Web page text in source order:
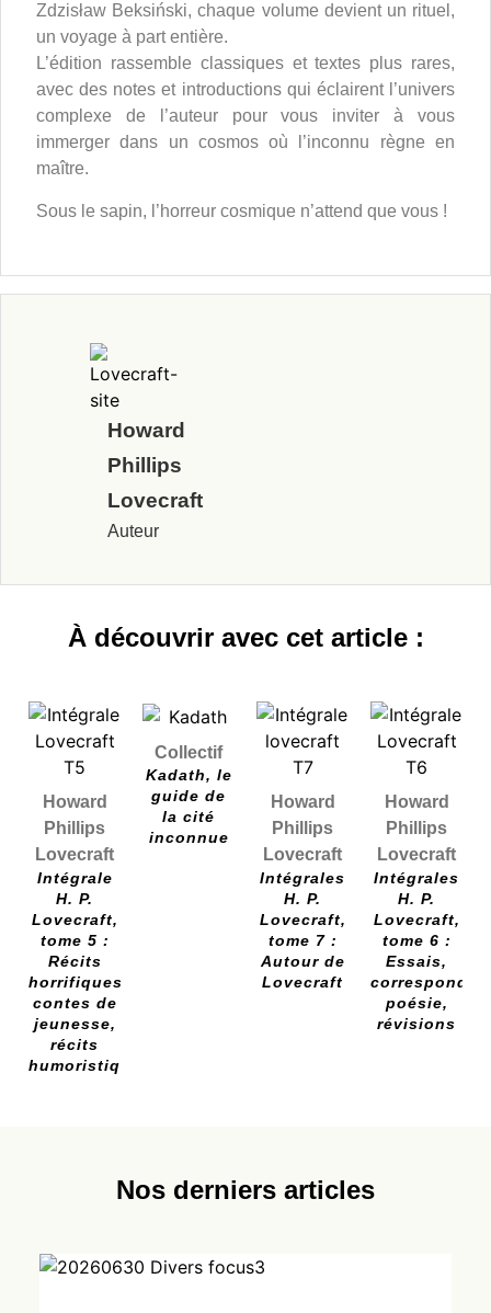
Zdzisław Beksiński, chaque volume devient un rituel,
un voyage à part entière.
L’édition rassemble classiques et textes plus rares,
avec des notes et introductions qui éclairent l’univers
complexe de l’auteur pour vous inviter à vous
immerger dans un cosmos où l’inconnu règne en
maître.
Sous le sapin, l’horreur cosmique n’attend que vous !
Howard
Phillips
Lovecraft
Auteur
À découvrir avec cet article :
Howard
Phillips
Lovecraft
Intégrale
H. P.
Lovecraft,
tome 5 :
Récits
horrifiques,
contes de
jeunesse,
récits
humoristiques
Collectif
Kadath, le
guide de
la cité
inconnue
Howard
Phillips
Lovecraft
Intégrales
H. P.
Lovecraft,
tome 7 :
Autour de
Lovecraft
Howard
Phillips
Lovecraft
Intégrales
H. P.
Lovecraft,
tome 6 :
Essais,
poésie,
révisions
Nos derniers articles